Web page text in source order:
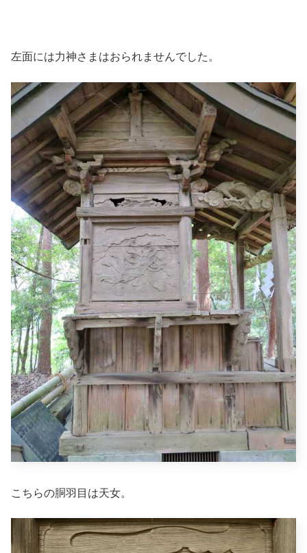
左面には力神さまはおられませんでした。
こちらの胴羽目は天女。